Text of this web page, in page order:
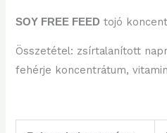
SOY FREE FEED tojó
Összetétel: zsírtalanított
fehérje koncentrátum,